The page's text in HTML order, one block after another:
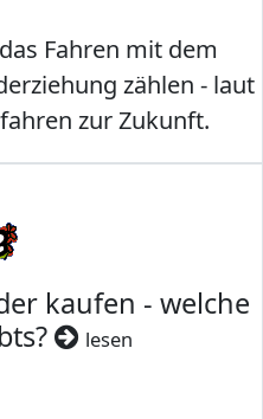
Fahren mit dem
zählen - laut
zur Zukunft.
kaufen - welche
lesen